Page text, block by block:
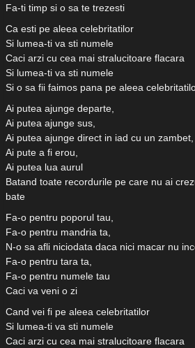
Fa-ti timp si o sa te trezesti
Ca esti pe aleea celebritatilor
Si lumea-ti va sti numele
Caci arzi cu cea mai stralucitoare flacara
Si lumea-ti va sti numele
Si o sa fii faimos pana pe aleea
Ai putea ajunge departe,
Ai putea ajunge sus,
Ai putea ajunge direct in iad cu un zambet,
Ai pute a fi erou,
Ai putea lua aurul
Batand toate recordurile pe care nu ai
bate
Fa-o pentru poporul tau,
Fa-o pentru mandria ta,
N-o sa afli niciodata daca nici macar nu
Fa-o pentru tara ta,
Fa-o pentru numele tau
Caci va veni o zi
Cand vei fi pe aleea celebritatilor
Si lumea-ti va sti numele
Caci arzi cu cea mai stralucitoare flacara